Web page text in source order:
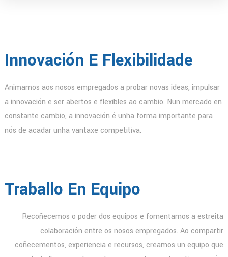
Innovación E Flexibilidade
Animamos aos nosos empregados a probar novas ideas, impulsar
a innovación e ser abertos e flexibles ao cambio. Nun mercado en
constante cambio, a innovación é unha forma importante para
nós de acadar unha vantaxe competitiva.
Traballo En Equipo
Recoñecemos o poder dos equipos e fomentamos a estreita
colaboración entre os nosos empregados. Ao compartir
coñecementos, experiencia e recursos, creamos un equipo que